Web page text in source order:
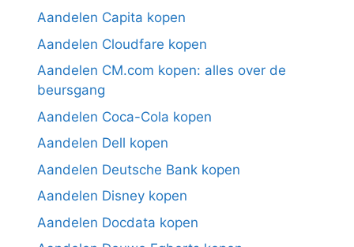
Aandelen Capita kopen
Aandelen Cloudfare kopen
Aandelen CM.com kopen: alles over de
beursgang
Aandelen Coca-Cola kopen
Aandelen Dell kopen
Aandelen Deutsche Bank kopen
Aandelen Disney kopen
Aandelen Docdata kopen